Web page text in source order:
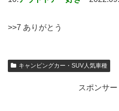
>>7 ありがとう
キャンピングカー・SUV人気車種
スポンサー